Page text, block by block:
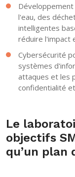
l'eau, des
intelligentes
réduire l'impact
Cybersécurité
systèmes
attaques et les
confidentialité
Le
objectifs
qu’un plan